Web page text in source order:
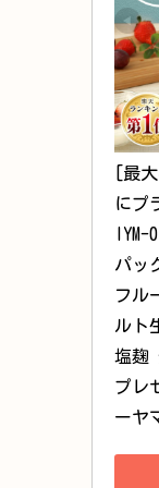
[最
にプ
パッ
フル
ルト
塩麹
プレ
ーヤ